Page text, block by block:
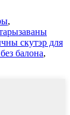
,
скутэр для
балона,